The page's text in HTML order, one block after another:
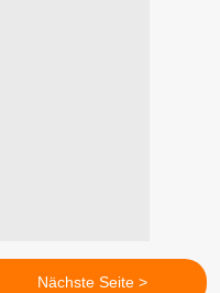
Nächste Seite >